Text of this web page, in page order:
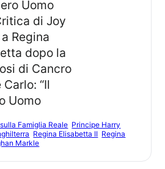
Famiglia Reale Principe Harry
Regina Elisabetta II Regina
Markle